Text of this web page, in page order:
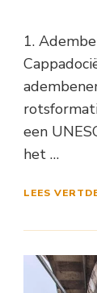
1.
een
het …
LEES